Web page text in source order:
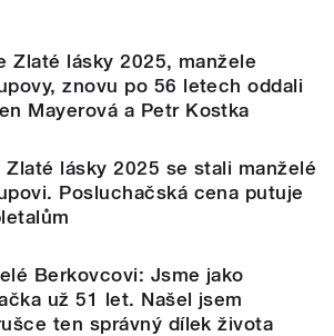
Zlaté lásky 2025, manžele
znovu po 56 letech oddali
Mayerová a Petr Kostka
Zlaté lásky 2025 se stali manželé
Posluchačská cena putuje
Berkovcovi: Jsme jako
už 51 let. Našel jsem
ten správný dílek života